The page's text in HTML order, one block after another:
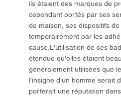
ils étaient des marques de
cependant portés par ses
de maison, ses dispositifs
temporairement par les
cause.L'utilisation de ces
étendue qu'elles étaient
généralement utilisées que
l'insigne d'un homme serait
porterait une réputation